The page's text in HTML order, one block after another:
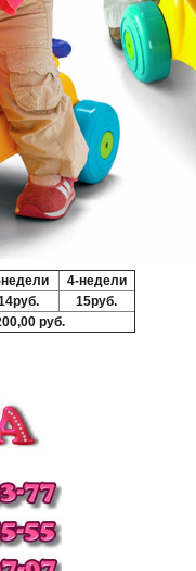
4-недели
15руб.
руб.